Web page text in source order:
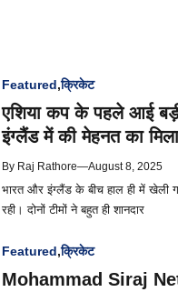
Featured,क्रिकेट
एशिया कप के पहले आई
इंग्लैंड में की मेहनत का
By Raj Rathore—August 8, 2025
भारत और इंग्लैंड के बीच हाल ही में खेली
रही। दोनों टीमों ने बहुत ही शानदार
Featured,क्रिकेट
Mohammad Siraj Net